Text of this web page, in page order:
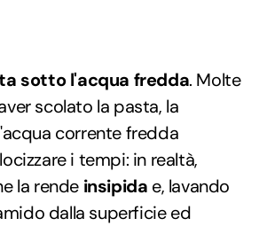
sotto l'acqua fredda. Molte
scolato la pasta, la
corrente fredda
i tempi: in realtà,
la rende insipida e, lavando
dalla superficie ed